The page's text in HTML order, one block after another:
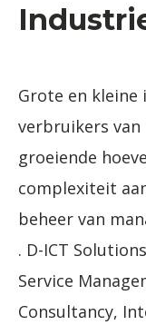
Grote en
verbruikers van
groeiende
complexiteit
beheer van
. D-ICT
Service
Consultancy,